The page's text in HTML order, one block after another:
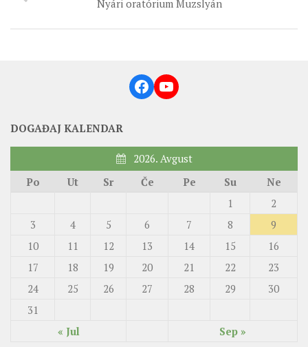
Nyári oratórium Muzslyán
Facebook
YouTube
DOGAĐAJ KALENDAR
2026. Avgust
Po
Ut Sr Če Pe Su Ne
« Jul Sep »
1
2
3
4 5 6 7 8
9
10
11 12 13 14 15
16
17
18 19 20 21 22
23
24
25 26 27 28 29
30
31